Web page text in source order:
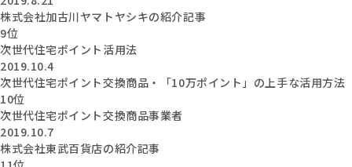
株式会社加古川ヤマトヤシキの紹介記事
9位
次世代住宅ポイント活用法
2019.10.4
次世代住宅ポイント交換商品・「10万ポイント」の上手な活用方法
10位
次世代住宅ポイント交換商品事業者
2019.10.7
株式会社東武百貨店の紹介記事